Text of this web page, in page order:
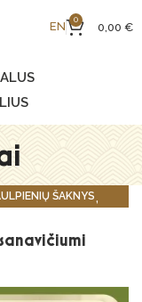
EN 0
0,00 €
ŠAKNYS,